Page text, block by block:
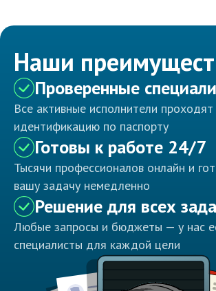
Наши
Проверенные
Все активные исполнители проходят
идентификацию по паспорту
Готовы к работе 24/7
Тысячи профессионалов онлайн и
вашу задачу немедленно
Решение для всех
Любые запросы и бюджеты — у нас
специалисты для каждой цели